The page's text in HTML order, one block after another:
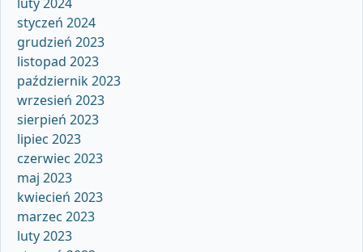
styczeń 2024
grudzień 2023
listopad 2023
październik 2023
wrzesień 2023
sierpień 2023
lipiec 2023
czerwiec 2023
maj 2023
kwiecień 2023
marzec 2023
luty 2023